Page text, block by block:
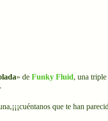
» de Funky Fluid, una
que te han